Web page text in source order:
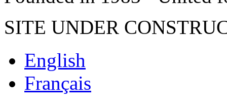
SITE UNDER
English
Français